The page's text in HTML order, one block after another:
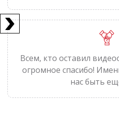
Всем, кто оставил
огромное спасибо!
нас быть